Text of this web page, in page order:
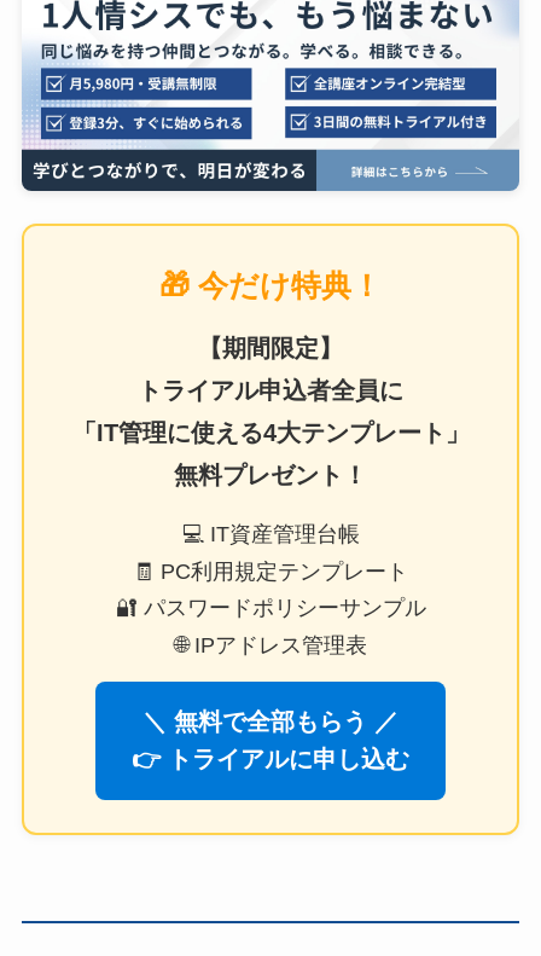
🎁 今だけ特典！
【期間限定】
トライアル申込者全員に
「IT管理に使える4大テンプレート」
無料プレゼント！
💻 IT資産管理台帳
🧾 PC利用規定テンプレート
🔐 パスワードポリシーサンプル
🌐 IPアドレス管理表
＼ 無料で全部もらう ／
👉 トライアルに申し込む